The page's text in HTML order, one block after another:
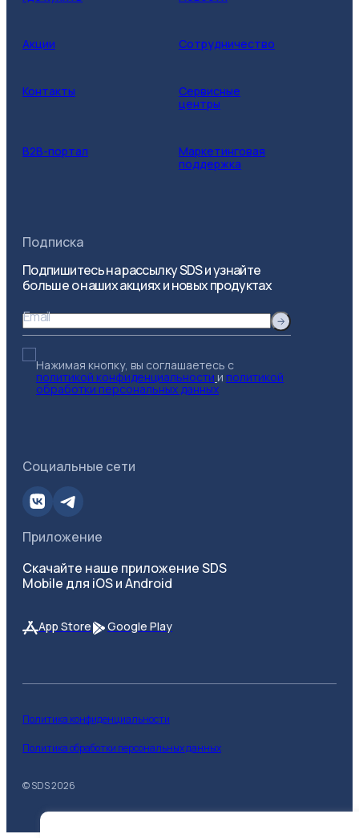
Акции Сотрудничество
Контакты
Сервисные
центры
B2B-портал
Маркетинговая
поддержка
Подписка
Подпишитесь на рассылку SDS и узнайте
больше о наших акциях и новых продуктах
Email
Нажимая кнопку, вы соглашаетесь с
политикой конфиденциальности и политикой
обработки персональных данных
Социальные сети
Приложение
Скачайте наше приложение SDS
Mobile для iOS и Android
App Store Google Play
© SDS2026
Политика конфиденциальности
Политика обработки персональных данных